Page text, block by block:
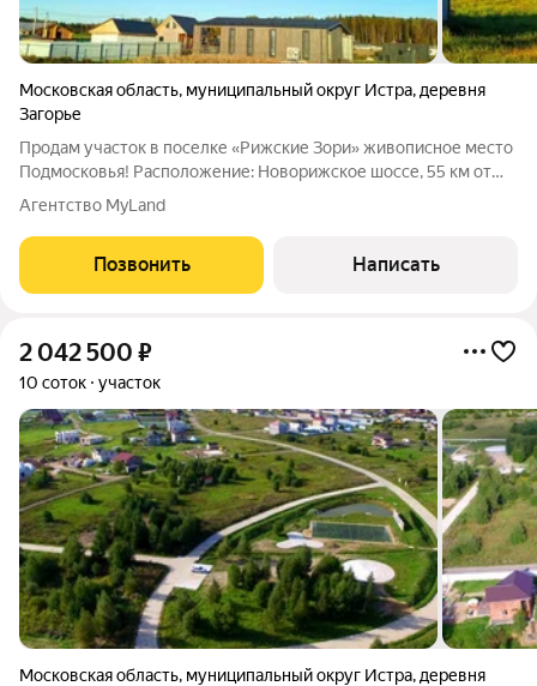
Московская область, муниципальный округ Истра, деревня
Загорье
Продам участок в поселке «Рижские Зори» живописное место
Подмосковья! Расположение: Новорижское шоссе, 55 км от
МКАД Статус земли: ИЖС можно строить дом и прописаться!
Особенность: Граница посёлка проходит вдоль реки Негуч
рыбалка, купание и
Агентство MyLand
Позвонить Написать
2 042 500 ₽
10 соток участок
Московская область, муниципальный округ Истра, деревня